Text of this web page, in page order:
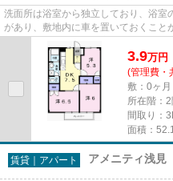
洗面所は浴室から独立しており、浴室
があり、敷地内に車を置いておくこと
部屋です。暑い日でも寒い日...
3.9万円
(管理費・
敷：0ヶ
所在階：
間取り：
面積：
賃貸｜アパート アメニティ浅見